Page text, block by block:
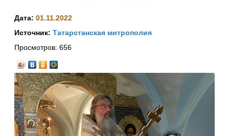
Дата: 01.11.2022
Источник: Татарстанская митрополия
Просмотров: 656